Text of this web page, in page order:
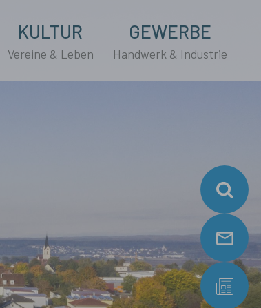
KULTUR
Vereine & Leben
GEWERBE
Handwerk & Industrie